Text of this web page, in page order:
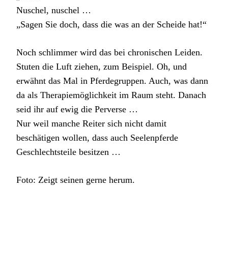
Nuschel, nuschel …
„Sagen Sie doch, dass die was an der Scheide hat!“
Noch schlimmer wird das bei chronischen Leiden.
Stuten die Luft ziehen, zum Beispiel. Oh, und
erwähnt das Mal in Pferdegruppen. Auch, was dann
da als Therapiemöglichkeit im Raum steht. Danach
seid ihr auf ewig die Perverse …
Nur weil manche Reiter sich nicht damit
beschätigen wollen, dass auch Seelenpferde
Geschlechtsteile besitzen …
Foto: Zeigt seinen gerne herum.